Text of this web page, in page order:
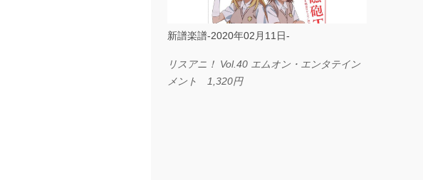
新譜楽譜-2020年02月11日-
リスアニ！ Vol.40 エムオン・エンタテイン
メント 1,320円